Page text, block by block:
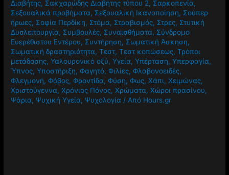
Διαβήτης, Σακχαρώδης Διαβήτης τύπου 2, Σαρκοπενία,
Σεξουαλικά προβήματα, Σεξουαλική Ικανοποίηση, Σούπερ
ήρωες, Σοφία Περδίκη, Στόμα, Στραβισμός, Στρες, Στυτική
Δυσλειτουργία, Συμβουλές, Συναισθήματα, Σύνδρομο
Ευερέθιστου Εντέρου, Συντήρηση, Σωματική Άσκηση,
Σωματική δραστηριότητα,Τεστ,Τεστ κοπώσεως,Τρόποι
μετάδοσης,Υαλουρονικό οξύ,Υγεία,Υπέρταση,Υπερφαγία,
Ύπνος,Υποστήριξη,Φαγητό,Φιλίες,Φλαβονοειδές,
Φλεγμονή,Φόβος,Φροντίδα,Φύση,Φως,Χάπι,Χειμώνας,
Χριστούγεννα,Χρόνιος Πόνος,Χρώματα,Χώροι πρασίνου,
Ψάρια, Ψυχική Υγεία, Ψυχολογία / Από Hours.gr